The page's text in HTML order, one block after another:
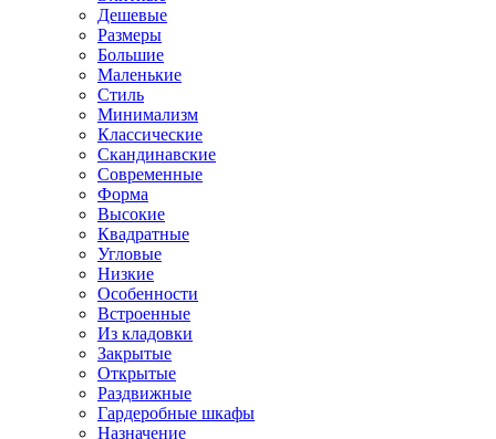
Дешевые
Размеры
Большие
Маленькие
Стиль
Минимализм
Классические
Скандинавские
Современные
Форма
Высокие
Квадратные
Угловые
Низкие
Особенности
Встроенные
Из кладовки
Закрытые
Открытые
Раздвижные
Гардеробные шкафы
Назначение